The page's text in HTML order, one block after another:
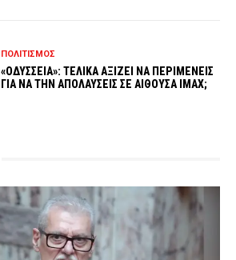
ΠΟΛΙΤΙΣΜΟΣ
«ΟΔΥΣΣΕΙΑ»: ΤΕΛΙΚΑ ΑΞΙΖΕΙ ΝΑ ΠΕΡΙΜΕΝΕΙΣ
ΓΙΑ ΝΑ ΤΗΝ ΑΠΟΛΑΥΣΕΙΣ ΣΕ ΑΙΘΟΥΣΑ IMAX;